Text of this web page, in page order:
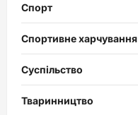
Спорт
Спортивне харчування
Суспільство
Тваринництво